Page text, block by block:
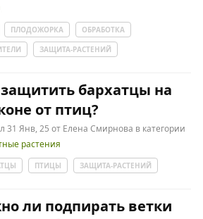
ПЛОДОЖОРКА
ОБРАБОТКА
ЗАЩИТА-РАСТЕНИЙ
бархатцы на
от птиц?
31 Янв, 25 от Елена Смирнова в категории
растения
ПТИЦЫ ЗАЩИТА-РАСТЕНИЙ
ли подпирать ветки